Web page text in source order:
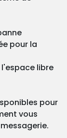
pour la
libre
pour
vous